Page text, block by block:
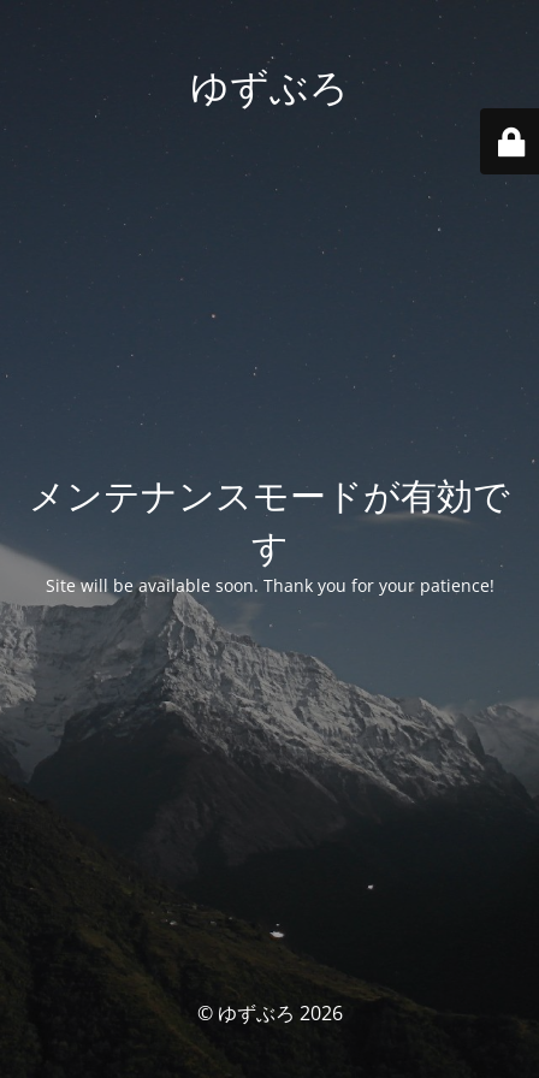
ゆずぶろ
メンテナンスモードが有効で
す
Site will be available soon. Thank you for your patience!
© ゆずぶろ 2026